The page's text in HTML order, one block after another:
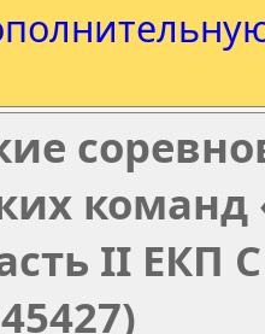
II ЕКП